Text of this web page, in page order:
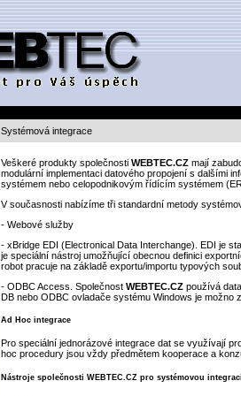
Systémová integrace
Veškeré produkty společnosti WEBTEC.CZ mají
modulární implementaci datového propojení s dalšími
systémem nebo celopodnikovým řídícím systémem
V současnosti nabízíme tři standardní metody
- Webové služby
- xBridge EDI (Electronical Data Interchange). EDI je
je speciální nástroj umožňující obecnou definici
robot pracuje na základě exportu/importu typových
- ODBC Access. Společnost WEBTEC.CZ používá
DB nebo ODBC ovladače systému Windows je možno
Ad Hoc integrace
Pro speciální jednorázové integrace dat se využívají
hoc procedury jsou vždy předmětem kooperace a
Nástroje společnosti WEBTEC.CZ pro systémovou